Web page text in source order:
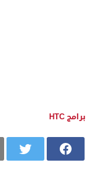
برامج HTC